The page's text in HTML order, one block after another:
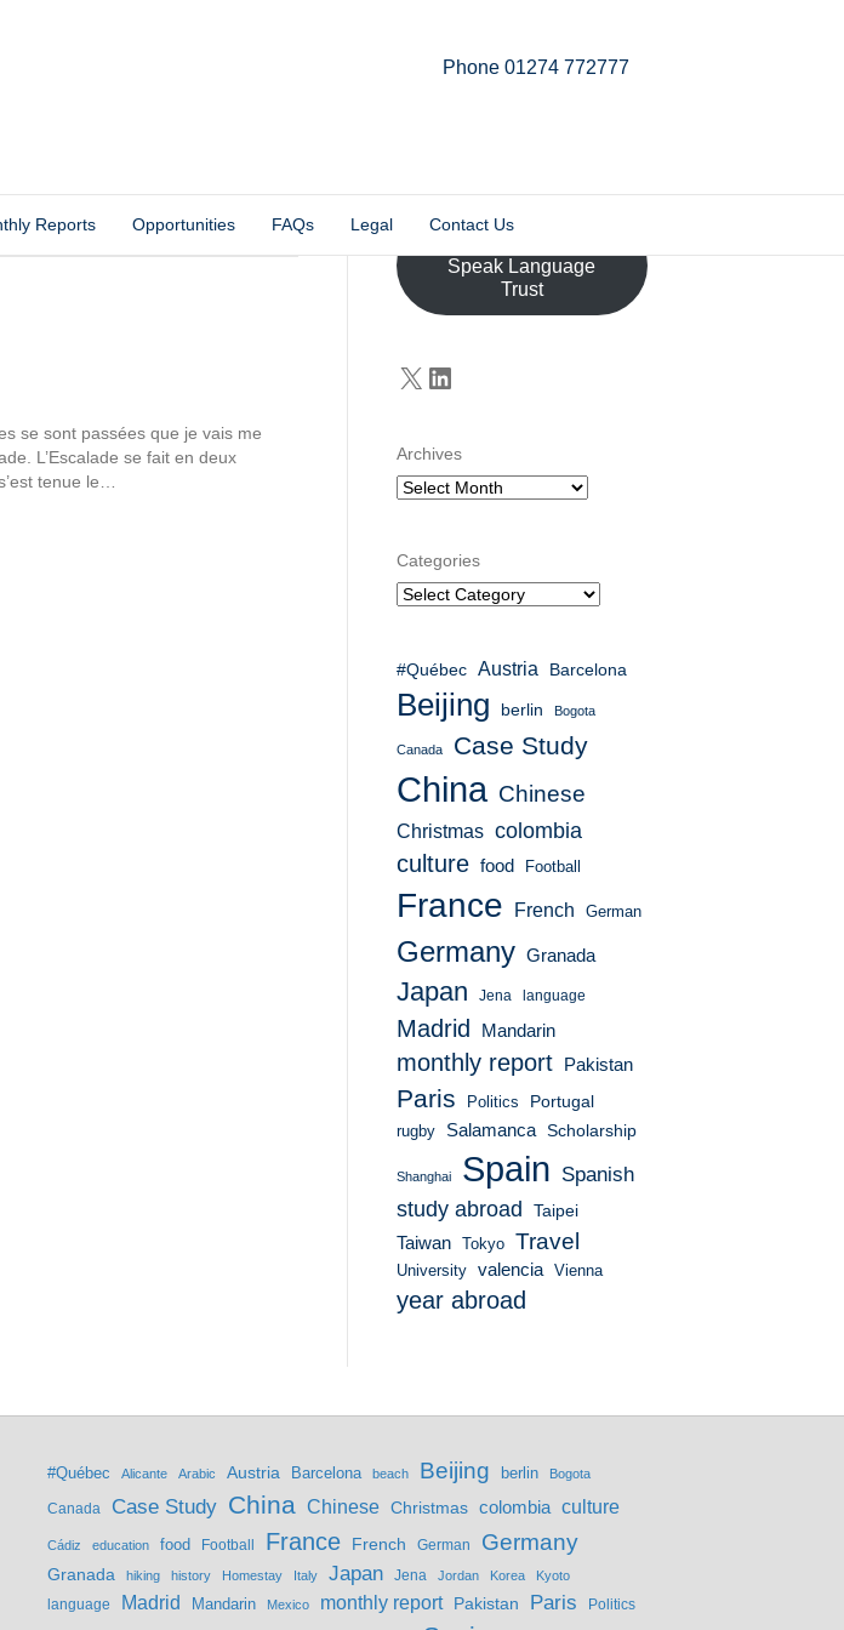
Phone 01274 772777
Reports Opportunities FAQs Legal Contact Us
se sont passées que je vais me
L’Escalade se fait en deux
tenue le…
Speak Language
Trust
X LinkedIn
Archives
Categories
#Québec Austria Barcelona
Beijing berlin Bogota
Canada Case Study
China Chinese
Christmas colombia
culture food Football
France French German
Germany Granada
Japan Jena language
Madrid Mandarin
monthly report Pakistan
Paris Politics Portugal
rugby Salamanca Scholarship
Shanghai Spain Spanish
study abroad
Taipei
Taiwan Tokyo Travel
University valencia Vienna
year abroad
#Québec Alicante Arabic Austria Barcelona beach Beijing berlin Bogota
Canada Case Study China Chinese Christmas colombia culture
Cádiz education food Football France French German Germany
Granada hiking history Homestay Italy Japan Jena Jordan Korea Kyoto
language Madrid Mandarin Mexico monthly report Pakistan Paris Politics